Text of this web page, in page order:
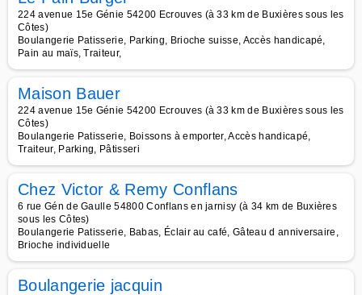
224 avenue 15e Génie 54200 Ecrouves (à 33 km de Buxières sous les
Côtes)
Boulangerie Patisserie, Parking, Brioche suisse, Accès handicapé,
Pain au maïs, Traiteur,
Maison Bauer
224 avenue 15e Génie 54200 Ecrouves (à 33 km de Buxières sous les
Côtes)
Boulangerie Patisserie, Boissons à emporter, Accès handicapé,
Traiteur, Parking, Pâtisseri
Chez Victor & Remy Conflans
6 rue Gén de Gaulle 54800 Conflans en jarnisy (à 34 km de Buxières
sous les Côtes)
Boulangerie Patisserie, Babas, Éclair au café, Gâteau d anniversaire,
Brioche individuelle
Boulangerie jacquin